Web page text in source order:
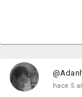
hace 5